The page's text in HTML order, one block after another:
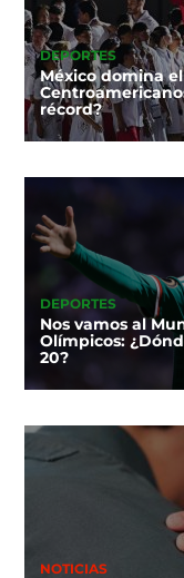
DEPORTES
México domina
récord?
DEPORTES
Nos vamos al
Olímpicos:
20?
NOTICIAS